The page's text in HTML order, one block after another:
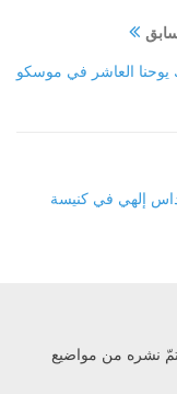
يوحنا العاشر في موسكو
إلهي في كنيسة
نشره من مواضيع